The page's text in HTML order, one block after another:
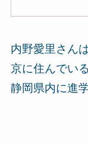
内野愛里さん
京に住んでい
静岡県内に進